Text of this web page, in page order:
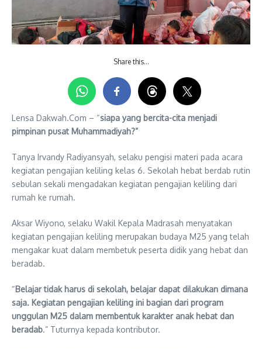
Share this…
Lensa Dakwah.Com – “siapa yang bercita-cita menjadi
pimpinan pusat Muhammadiyah?”
Tanya Irvandy Radiyansyah, selaku pengisi materi pada acara
kegiatan pengajian keliling kelas 6. Sekolah hebat berdab rutin
sebulan sekali mengadakan kegiatan pengajian keliling dari
rumah ke rumah.
Aksar Wiyono, selaku Wakil Kepala Madrasah menyatakan
kegiatan pengajian keliling merupakan budaya M25 yang telah
mengakar kuat dalam membetuk peserta didik yang hebat dan
beradab.
“Belajar tidak harus di sekolah, belajar dapat dilakukan dimana
saja. Kegiatan pengajian keliling ini bagian dari program
unggulan M25 dalam membentuk karakter anak hebat dan
beradab.” Tuturnya kepada kontributor.